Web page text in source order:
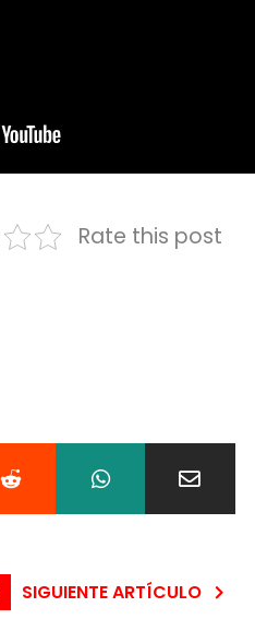
Rate this post
SIGUIENTE ARTÍCULO